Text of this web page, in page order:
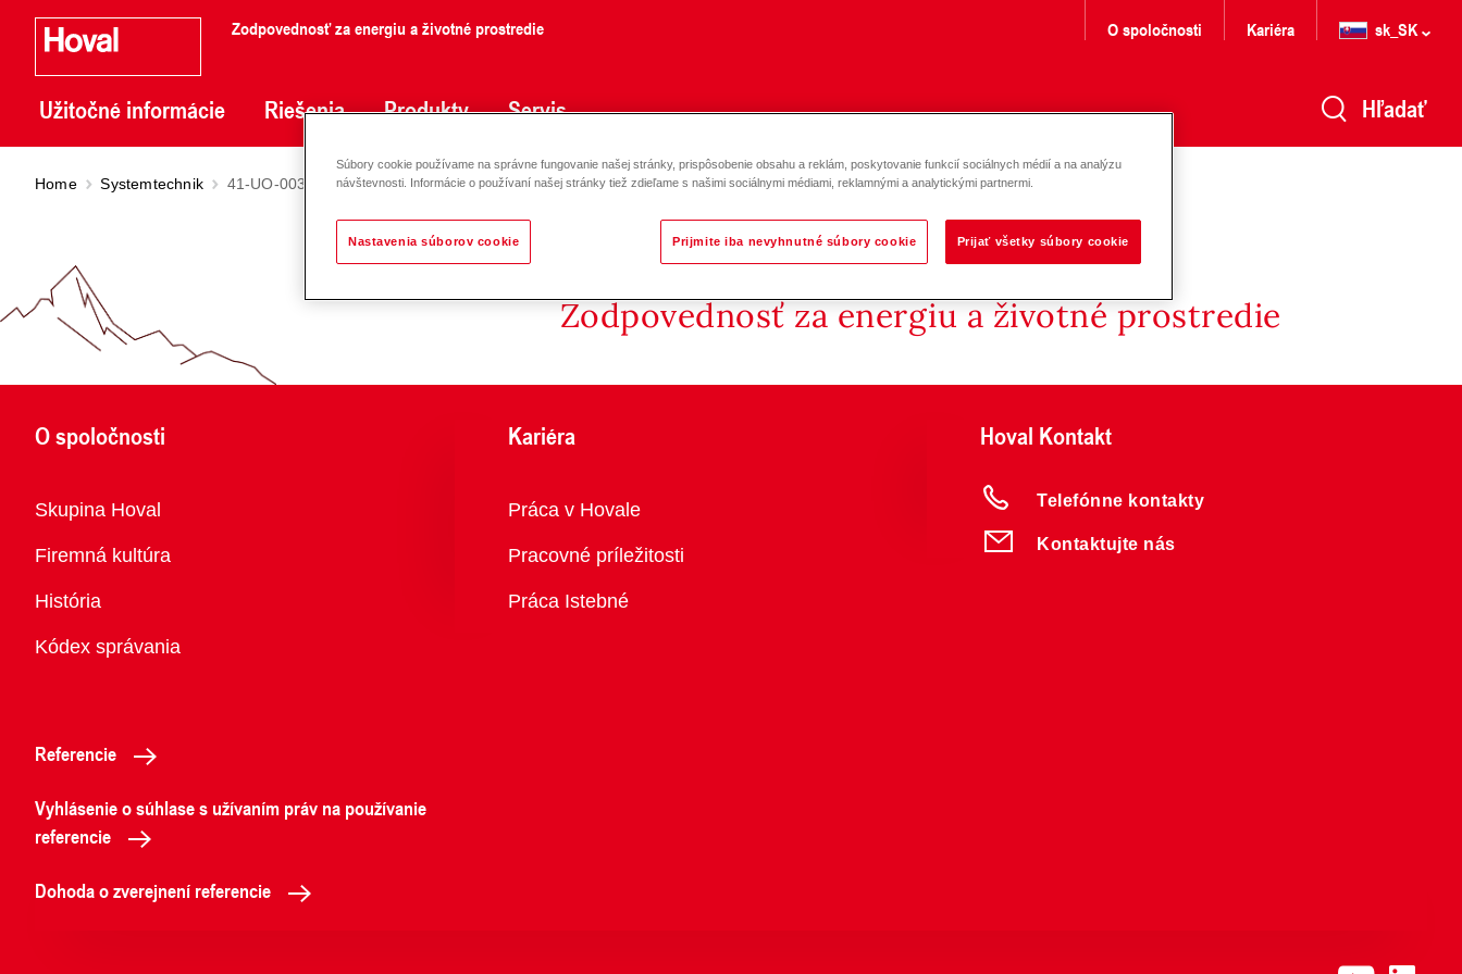
Zodpovednosť za energiu a životné prostredie
Užitočné informácie Riešenia Produkty Servis
O spoločnosti Kariéra sk_SK
Hľadať
Home Systemtechnik 41-UO-0030
Zodpovednosť za energiu a životné prostredie
O spoločnosti
Prehľad
Skupina Hoval
Firemná kultúra
História
Kódex správania
Kariéra
Prehľad
Práca v Hovale
Pracovné príležitosti
Práca Istebné
Hoval Kontakt
Telefónne kontakty
Kontaktujte nás
Referencie
Vyhlásenie o súhlase s užívaním práv na používanie
referencie
Dohoda o zverejnení referencie
Súbory cookie používame na správne fungovanie našej stránky, prispôsobenie obsahu a reklám, poskytovanie funkcií sociálnych médií a na analýzu
návštevnosti. Informácie o používaní našej stránky tiež zdieľame s našimi sociálnymi médiami, reklamnými a analytickými partnermi.
Nastavenia súborov cookie Prijmite iba nevyhnutné súbory cookie Prijať všetky súbory cookie